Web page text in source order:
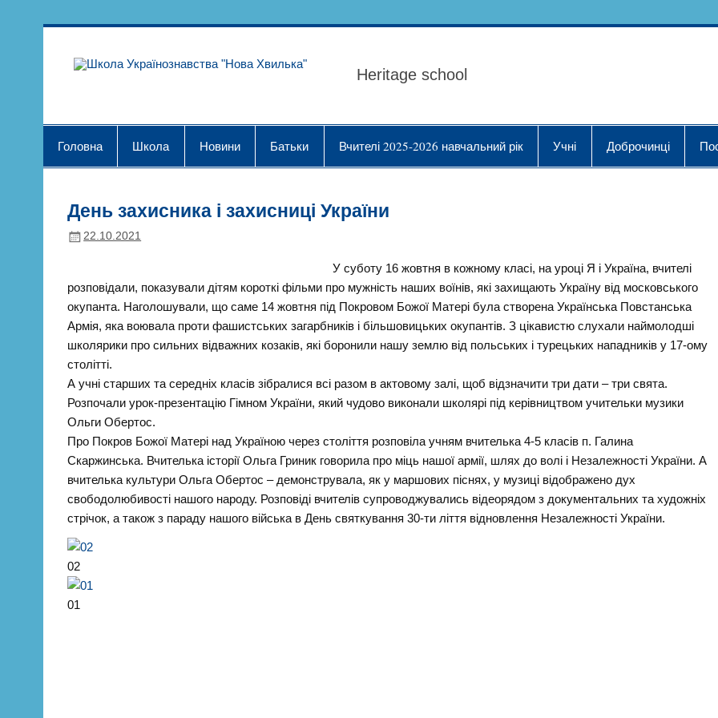
Школа Українознавства
Heritage school
Головна Школа Новини Батьки Вчителі 2025-2026 навчальний рік Учні Доброчинці
День захисника і захисниці України
22.10.2021
У суботу 16 жовтня в кожному класі, на уроці Я і Україна, вчителі
розповідали, показували дітям короткі фільми про мужність наших воїнів, які захищають Україну від московського
окупанта. Наголошували, що саме 14 жовтня під Покровом Божої Матері була створена Українська Повстанська
Армія, яка воювала проти фашистських загарбників і більшовицьких окупантів. З цікавистю слухали наймолодші
школярики про сильних відважних козаків, які боронили нашу землю від польських і турецьких нападників у 17-ому
столітті.
А учні старших та середніх класів зібралися всі разом в актовому залі, щоб відзначити три дати – три свята.
Розпочали урок-презентацію Гімном України, який чудово виконали школярі під керівництвом учительки музики
Ольги Обертос.
Про Покров Божої Матері над Україною через століття розповіла учням вчителька 4-5 класів п. Галина
Скаржинська. Вчителька історії Ольга Гриник говорила про міць нашої армії, шлях до волі і Незалежності України. А
вчителька культури Ольга Обертос – демонструвала, як у маршових піснях, у музиці відображено дух
свободолюбивості нашого народу. Розповіді вчителів супроводжувались відеорядом з документальних та художніх
стрічок, а також з параду нашого війська в День святкування 30-ти ліття відновлення Незалежності України.
02
01